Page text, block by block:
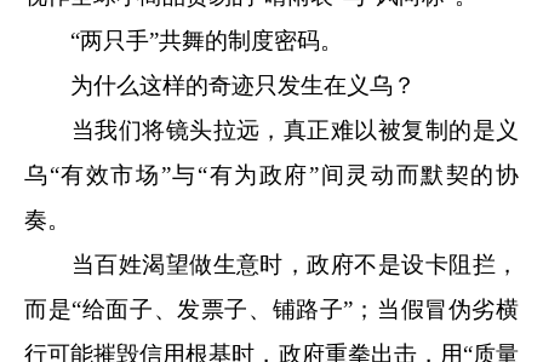
“两只手”共舞的制度密码。
为什么这样的奇迹只发生在义乌？
当我们将镜头拉远，真正难以被复制的是义
乌“有效市场”与“有为政府”间灵动而默契的协
奏。
当百姓渴望做生意时，政府不是设卡阻拦，
而是“给面子、发票子、铺路子”；当假冒伪劣横
行可能摧毁信用根基时，政府重拳出击，用“质量